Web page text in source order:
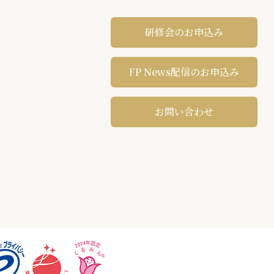
研修会のお申込み
FP News配信のお申込み
お問い合わせ